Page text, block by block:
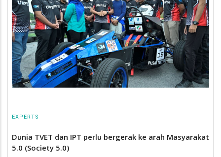
EXPERTS
Dunia TVET dan IPT perlu bergerak ke arah Masyarakat
5.0 (Society 5.0)